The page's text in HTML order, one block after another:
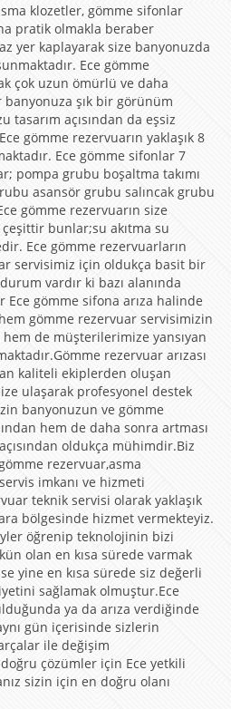
klozetler, gömme sifonlar
pratik olmakla beraber
yer kaplayarak size banyonuzda
Ece gömme
çok uzun ömürlü ve daha
şık bir görünüm
açısından da eşsiz
gömme rezervuarın yaklaşık 8
Ece gömme sifonlar 7
pompa grubu boşaltma takımı
asansör grubu salıncak grubu
gömme rezervuarın size
bunlar;su akıtma su
Ece gömme rezervuarların
servisimiz için oldukça basit bir
vardır ki bazı alanında
Ece gömme sifona arıza halinde
gömme rezervuar servisimizin
hem de müşterilerimize yansıyan
rezervuar arızası
kaliteli ekiplerden oluşan
ulaşarak profesyonel destek
banyonuzun ve gömme
hem de daha sonra artması
oldukça mühimdir.Biz
rezervuar,asma
imkanı ve hizmeti
teknik servisi olarak yaklaşık
bölgesinde hizmet vermekteyiz.
öğrenip teknolojinin bizi
olan en kısa sürede varmak
yine en kısa sürede siz değerli
sağlamak olmuştur.Ece
ya da arıza verdiğinde
gün içerisinde sizlerin
ile değişim
çözümler için Ece yetkili
sizin için en doğru olanı